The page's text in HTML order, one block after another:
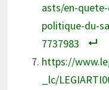
asts/en-
politique-du-
7737983
https://
_lc/